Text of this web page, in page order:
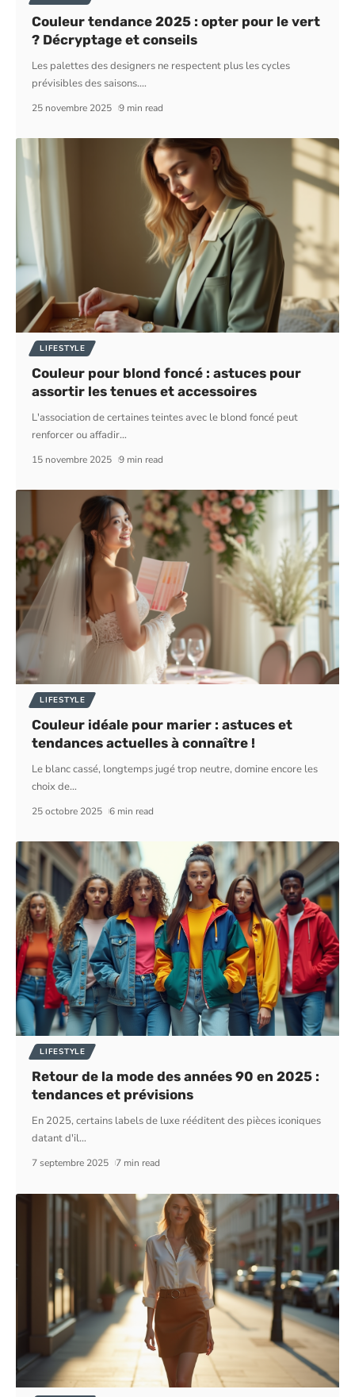
Couleur tendance 2025 : opter pour le vert
? Décryptage et conseils
Les palettes des designers ne respectent plus les cycles
prévisibles des saisons.…
25 novembre 2025 9 min read
LIFESTYLE
Couleur pour blond foncé : astuces pour
assortir les tenues et accessoires
L'association de certaines teintes avec le blond foncé peut
renforcer ou affadir…
15 novembre 2025 9 min read
LIFESTYLE
Couleur idéale pour marier : astuces et
tendances actuelles à connaître !
Le blanc cassé, longtemps jugé trop neutre, domine encore les
choix de…
25 octobre 2025 6 min read
LIFESTYLE
Retour de la mode des années 90 en 2025 :
tendances et prévisions
En 2025, certains labels de luxe rééditent des pièces iconiques
datant d'il…
7 septembre 2025 7 min read